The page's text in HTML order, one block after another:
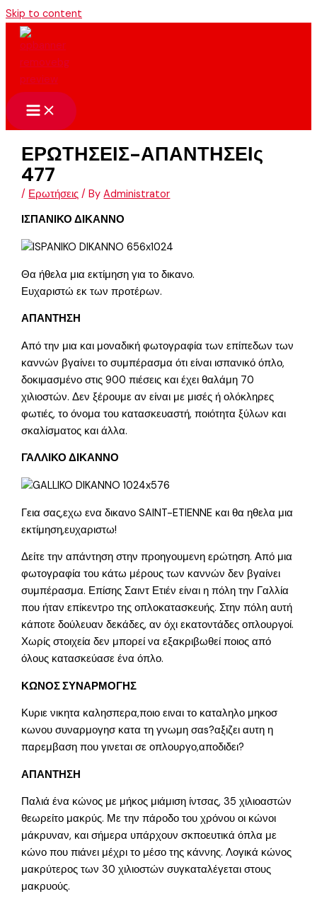
Skip to content
ΕΡΩΤΗΣΕΙΣ-ΑΠΑΝΤΗΣΕΙς
477
/ Ερωτήσεις / ByAdministrator
ΙΣΠΑΝΙΚΟ ΔΙΚΑΝΝΟ
Θα ήθελα μια εκτίμηση για το δικανο.
Ευχαριστώ εκ των προτέρων.
ΑΠΑΝΤΗΣΗ
Από την μια και μοναδική φωτογραφία των επίπεδων των
καννών βγαίνει το συμπέρασμα ότι είναι ισπανικό όπλο,
δοκιμασμένο στις 900 πιέσεις και έχει θαλάμη 70
χιλιοστών. Δεν ξέρουμε αν είναι με μισές ή ολόκληρες
φωτιές, το όνομα του κατασκευαστή, ποιότητα ξύλων και
σκαλίσματος και άλλα.
ΓΑΛΛΙΚΟ ΔΙΚΑΝΝΟ
Γεια σας,εχω ενα δικανο SAINT-ETIENNE και θα ηθελα μια
εκτίμηση,ευχαριστω!
Δείτε την απάντηση στην προηγουμενη ερώτηση. Από μια
φωτογραφία του κάτω μέρους των καννών δεν βγαίνει
συμπέρασμα. Επίσης Σαιντ Ετιέν είναι η πόλη την Γαλλία
που ήταν επίκεντρο της οπλοκατασκευής. Στην πόλη αυτή
κάποτε δούλευαν δεκάδες, αν όχι εκατοντάδες οπλουργοί.
Χωρίς στοιχεία δεν μπορεί να εξακριβωθεί ποιος από
όλους κατασκεύασε ένα όπλο.
ΚΩΝΟΣ ΣΥΝΑΡΜΟΓΗΣ
Κυριε νικητα καλησπερα,ποιο ειναι το καταληλο μηκοσ
κωνου συναρμογησ κατα τη γνωμη σαs?αξιζει αυτη η
παρεμβαση που γινεται σε οπλουργο,αποδιδει?
ΑΠΑΝΤΗΣΗ
Παλιά ένα κώνος με μήκος μιάμιση ίντσας, 35 χιλιοαστών
θεωρείτο μακρύς. Με την πάροδο του χρόνου οι κώνοι
μάκρυναν, και σήμερα υπάρχουν σκποευτικά όπλα με
κώνο που πιάνει μέχρι το μέσο της κάννης. Λογικά κώνος
μακρύτερος των 30 χιλιοστών συγκαταλέγεται στους
μακρυούς.